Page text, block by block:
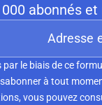
abonnés
le biais de ce
à tout
vous pouvez